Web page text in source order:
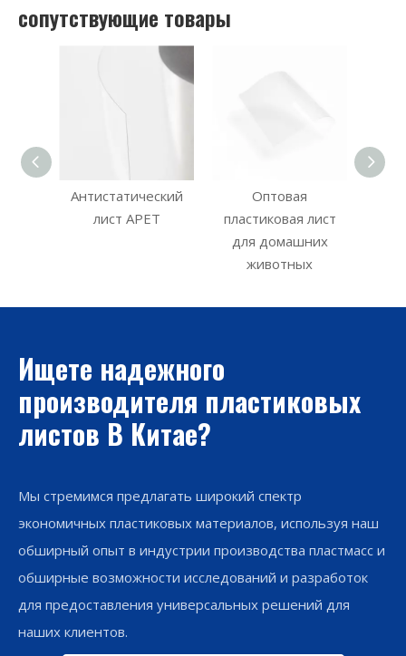
сопутствующие товары
Антистатический
лист APET
пластиковая лист
для домашних
животных
жестких
Ищете надежного
производителя пластиковых
листов В Китае?
Мы стремимся предлагать широкий спектр
экономичных пластиковых материалов, используя наш
обширный опыт в индустрии производства пластмасс и
обширные возможности исследований и разработок
для предоставления универсальных решений для
наших клиентов.